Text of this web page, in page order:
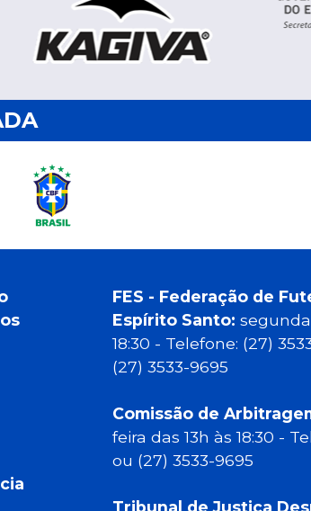
FES - Federação de
Espírito Santo:
18:30 - Telefone: (27)
(27) 3533-9695
Comissão de
feira das 13h às 18:30 -
ou (27) 3533-9695
Tribunal de Justiça